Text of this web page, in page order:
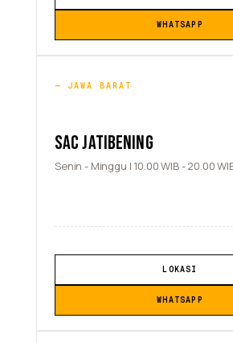
WHATSAPP
JAWA BARAT
SAC JATIBENING
Senin - Minggu | 10.00 WIB - 20.00
LOKASI
WHATSAPP